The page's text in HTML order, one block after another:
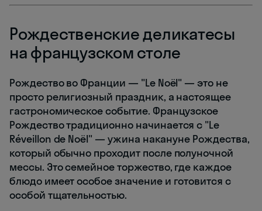
Рождественские деликатесы
на французском столе
Рождество во Франции — "Le Noël" — это не
просто религиозный праздник, а настоящее
гастрономическое событие. Французское
Рождество традиционно начинается с "Le
Réveillon de Noël" — ужина накануне Рождества,
который обычно проходит после полуночной
мессы. Это семейное торжество, где каждое
блюдо имеет особое значение и готовится с
особой тщательностью.